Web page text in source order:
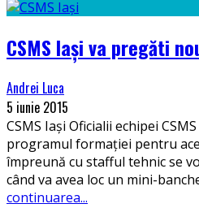
CSMS Iași va pregăti
Andrei Luca
5 iunie 2015
CSMS Iași Oficialii echipei
programul formației pentru
împreună cu stafful tehnic se
când va avea loc un mini-
continuarea...